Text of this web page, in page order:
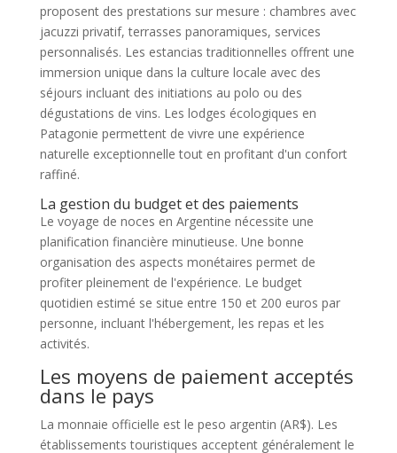
proposent des prestations sur mesure : chambres avec
jacuzzi privatif, terrasses panoramiques, services
personnalisés. Les estancias traditionnelles offrent une
immersion unique dans la culture locale avec des
séjours incluant des initiations au polo ou des
dégustations de vins. Les lodges écologiques en
Patagonie permettent de vivre une expérience
naturelle exceptionnelle tout en profitant d'un confort
raffiné.
La gestion du budget et des paiements
Le voyage de noces en Argentine nécessite une
planification financière minutieuse. Une bonne
organisation des aspects monétaires permet de
profiter pleinement de l'expérience. Le budget
quotidien estimé se situe entre 150 et 200 euros par
personne, incluant l'hébergement, les repas et les
activités.
Les moyens de paiement acceptés
dans le pays
La monnaie officielle est le peso argentin (AR$). Les
établissements touristiques acceptent généralement le